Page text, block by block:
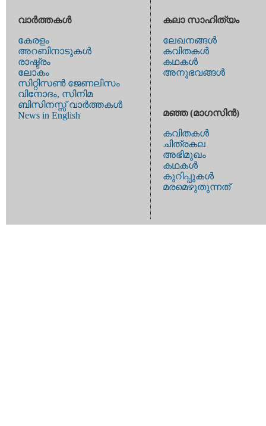
വാര്‍ത്തകള്‍
കേരളം
അറബിനാടുകള്‍
രാഷ്ട്രം
ലോകം
സിറ്റിസണ്‍ ജേണലിസം
വിനോദം, സിനിമ
ബിസിനസ്സ് വാര്‍ത്തകള്‍
News in English
കലാ സാഹിത്യം
ലേഖനങ്ങള്‍
കവിതകള്‍
കഥകള്‍
അനുഭവങ്ങള്‍
മഞ്ഞ (മാഗസിന്‍)
കവിതകള്‍
ചിത്രകല
അഭിമുഖം
കഥകള്‍
കുറിപ്പുകള്‍
മരമെഴുതുന്നത്